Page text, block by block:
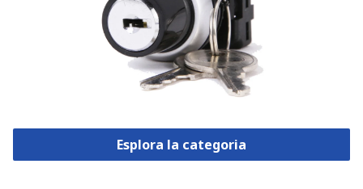
Esplora la categoria